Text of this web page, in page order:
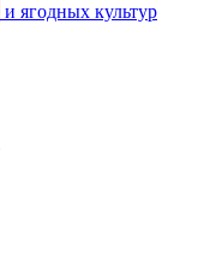
и ягодных культур